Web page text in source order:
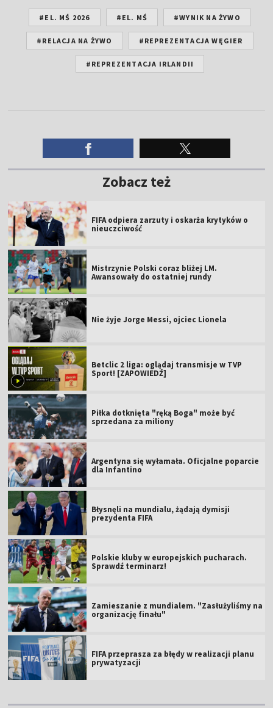
#EL. MŚ 2026 #EL. MŚ #WYNIK NA ŻYWO
#RELACJA NA ŻYWO #REPREZENTACJA WĘGIER
#REPREZENTACJA IRLANDII
Zobacz też
FIFA odpiera zarzuty i oskarża krytyków o
nieuczciwość
Mistrzynie Polski coraz bliżej LM.
Awansowały do ostatniej rundy
Nie żyje Jorge Messi, ojciec Lionela
Betclic 2 liga: oglądaj transmisje w TVP
Sport! [ZAPOWIEDŹ]
Piłka dotknięta "ręką Boga" może być
sprzedana za miliony
Argentyna się wyłamała. Oficjalne poparcie
dla Infantino
Błysnęli na mundialu, żądają dymisji
prezydenta FIFA
Polskie kluby w europejskich pucharach.
Sprawdź terminarz!
Zamieszanie z mundialem. "Zasłużyliśmy na
organizację finału"
FIFA przeprasza za błędy w realizacji planu
prywatyzacji